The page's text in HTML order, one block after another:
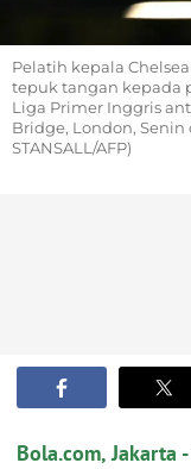
Pelatih kepala
tepuk tangan kepada
Liga Primer Inggris
Bridge, London, Senin
STANSALL/AFP)
Bola.com, Jakarta -